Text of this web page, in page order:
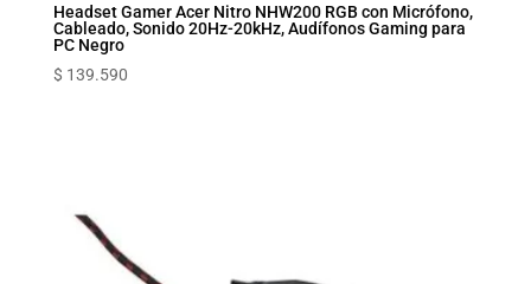
Headset Gamer Acer Nitro NHW200 RGB con Micrófono,
Cableado, Sonido 20Hz-20kHz, Audífonos Gaming para
PC Negro
$ 139.590